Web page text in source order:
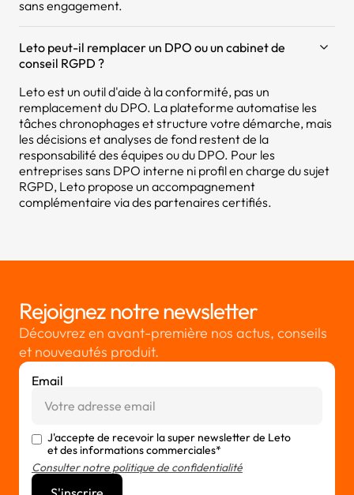
sans engagement.
Leto peut-il remplacer un DPO ou un cabinet de
conseil RGPD ?
Leto est un outil d'aide à la conformité, pas un
remplacement du DPO. La plateforme automatise les
tâches chronophages et structure votre démarche, mais
les décisions et analyses de fond restent de la
responsabilité des équipes ou du DPO. Pour les
entreprises sans DPO interne ni profil en charge du sujet
RGPD, Leto propose un accompagnement
complémentaire via des partenaires certifiés.
Rejoignez notre newsletter
Découvrez en avant-première nos actus, conseils
et nouveautés produit.
Email
J'accepte de recevoir la super newsletter de Leto
et des informations commerciales*
Consulter notre politique de confidentialité